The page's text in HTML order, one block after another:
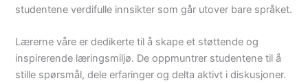
studentene verdifulle innsikter som går utover bare språket.
Lærerne våre er dedikerte til å skape et støttende og
inspirerende læringsmiljø. De oppmuntrer studentene til å
stille spørsmål, dele erfaringer og delta aktivt i diskusjoner.